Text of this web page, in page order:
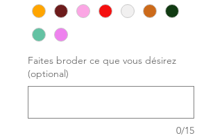
Faites broder ce que vous désirez
(optional)
0/15